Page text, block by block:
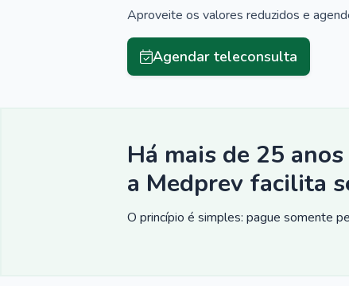
Aproveite os valores reduzidos e
Agendar teleconsulta
Há mais de 25 anos
a Medprev facilita
O princípio é simples: pague somente